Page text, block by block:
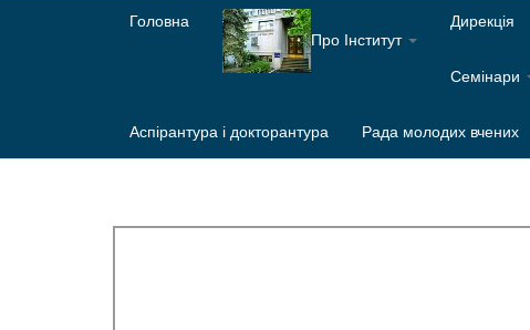
Головна
Про Інститут
Дирекція
Семінари
Аспірантура і докторантура Рада молодих вчених